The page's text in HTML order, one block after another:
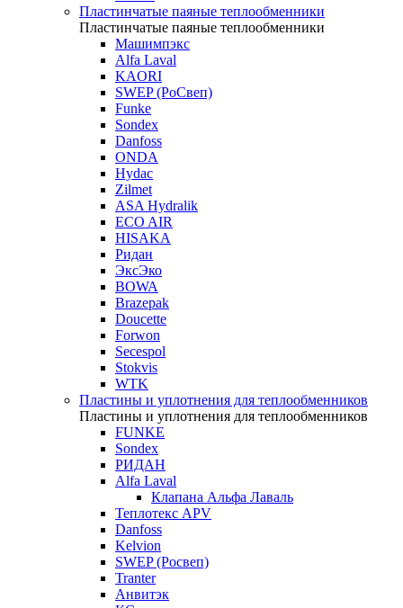
Пластинчатые паяные теплообменники
Пластинчатые паяные теплообменники
Машимпэкс
Alfa Laval
KAORI
SWEP (РоСвеп)
Funke
Sondex
Danfoss
ONDA
Hydac
Zilmet
ASA Hydralik
ECO AIR
HISAKA
Ридан
ЭксЭко
BOWA
Brazepak
Doucette
Forwon
Secespol
Stokvis
WTK
Пластины и уплотнения для теплообменников
Пластины и уплотнения для теплообменников
FUNKE
Sondex
РИДАН
Alfa Laval
Клапана Альфа Лаваль
Теплотекс APV
Danfoss
Kelvion
SWEP (Росвеп)
Tranter
Анвитэк